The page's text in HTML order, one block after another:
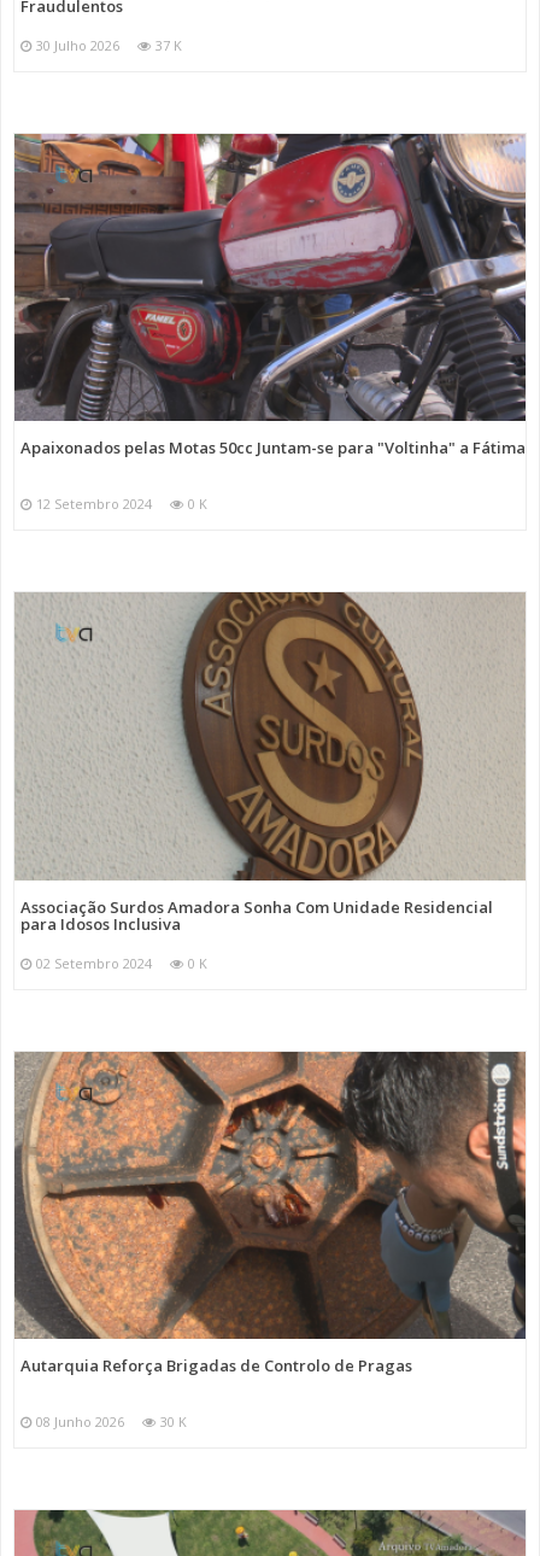
Fraudulentos
30 Julho 2026 37 K
Apaixonados pelas Motas 50cc Juntam-se para "Voltinha" a Fátima
12 Setembro 2024 0 K
Associação Surdos Amadora Sonha Com Unidade Residencial
para Idosos Inclusiva
02 Setembro 2024 0 K
Autarquia Reforça Brigadas de Controlo de Pragas
08 Junho 2026 30 K